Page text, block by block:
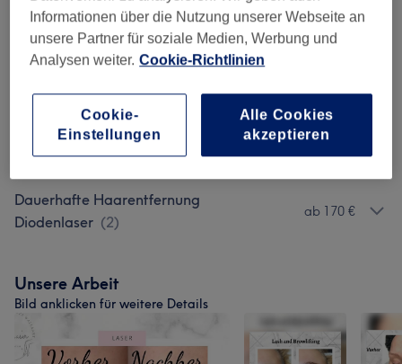
Augenbrauen & Wimpernbehandlungen (3) ab 55 €
Dauerhafte Haarentfernung Herren (7
Zahnaufhellung (3 ab 45 €
Gesichtsbehandlungen (2 ab 15 €
Dauerhafte Haarentfernung
Diodenlaser (2)
ab 170 €
Unsere Arbeit
Bild anklicken für weitere Details
Informationen über die Nutzung unserer Webseite an
unsere Partner für soziale Medien, Werbung und
Analysen weiter. Cookie-Richtlinien
Cookie-
Einstellungen
Alle Cookies
akzeptieren